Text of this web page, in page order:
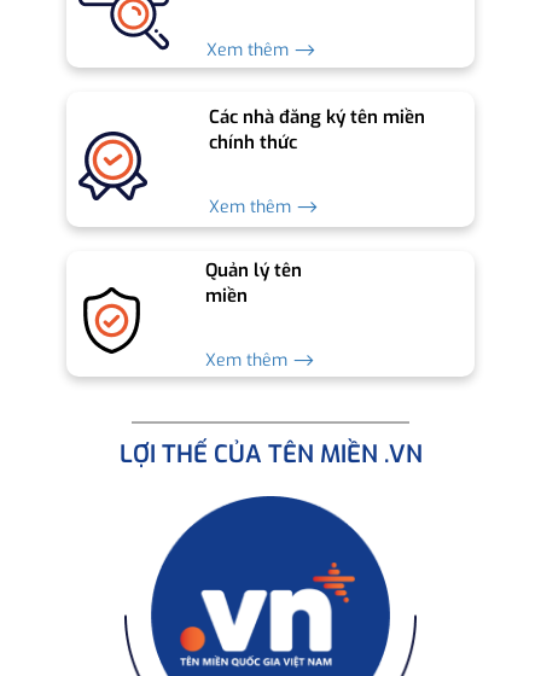
Xem thêm ⟶
Các nhà đăng ký tên miền
chính thức
Xem thêm ⟶
Quản lý tên
miền
Xem thêm ⟶
LỢI THẾ CỦA TÊN MIỀN .VN